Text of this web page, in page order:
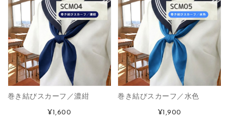
巻き結びスカーフ／濃紺
¥1,600
巻き結びスカーフ／水色
¥1,900